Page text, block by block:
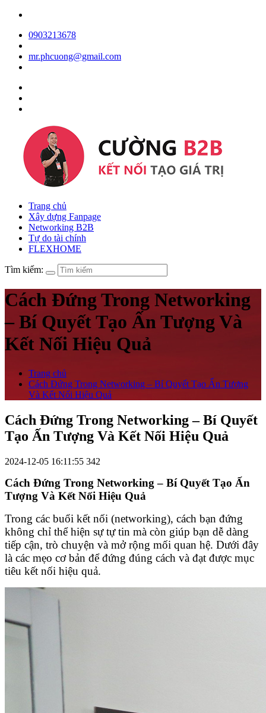
0903213678
mr.phcuong@gmail.com
Trang chủ
Xây dựng Fanpage
Networking B2B
Tự do tài chính
FLEXHOME
Tìm kiếm:
Cách Đứng Trong Networking
– Bí Quyết Tạo Ấn Tượng Và
Kết Nối Hiệu Quả
Trang chủ
Cách Đứng Trong Networking – Bí Quyết Tạo Ấn Tượng
Và Kết Nối Hiệu Quả
Cách Đứng Trong Networking – Bí Quyết
Tạo Ấn Tượng Và Kết Nối Hiệu Quả
2024-12-05 16:11:55 342
Cách Đứng Trong Networking – Bí Quyết Tạo Ấn
Tượng Và Kết Nối Hiệu Quả
Trong các buổi kết nối (networking), cách bạn đứng
không chỉ thể hiện sự tự tin mà còn giúp bạn dễ dàng
tiếp cận, trò chuyện và mở rộng mối quan hệ. Dưới đây
là các mẹo cơ bản để đứng đúng cách và đạt được mục
tiêu kết nối hiệu quả.